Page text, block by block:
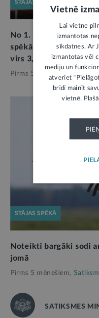
STĀJAS SPĒKĀ
No 1. marta
spēkā vinješu likmju
virs 3,5 tonnām
Pirms 5 mēnešiem,
STĀJAS SPĒKĀ
Noteikti bargāki sodi
jomā
Pirms 5 mēnešiem,
SATIKSMES
Vietnē
Lai vietne
izmantotas
sīkdatnes. Ar
izmantotas vēl
mediju un
atveriet
brīdī mainīt
vietnē.